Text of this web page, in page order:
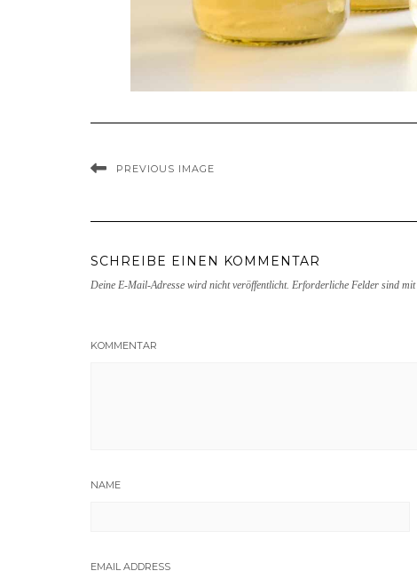
PREVIOUS IMAGE
SCHREIBE EINEN KOMMENTAR
Deine E-Mail-Adresse wird nicht veröffentlicht. Erforderliche Felder sind mit
KOMMENTAR
NAME
EMAIL ADDRESS